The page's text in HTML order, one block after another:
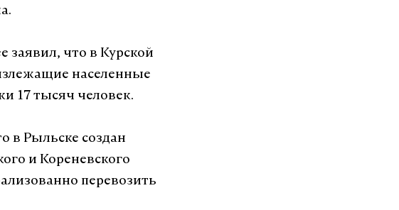
заявил, что в Курской
населенные
17 тысяч человек.
в Рыльске создан
и Кореневского
перевозить